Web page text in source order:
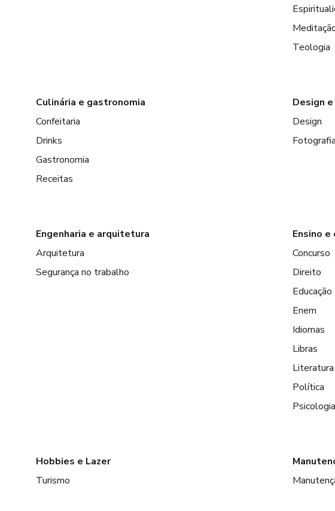
Cada usuário recebe um painel exclusivo.
Teologia
Culinária e gastronomia
Confeitaria
Drinks
Gastronomia
Receitas
Design
Design
Fotografia
Engenharia e arquitetura
Arquitetura
Segurança no trabalho
Ensino
Concurso
Direito
Educação
Enem
Idiomas
Libras
Literatura
Política
Psicologia
Hobbies e Lazer
Turismo